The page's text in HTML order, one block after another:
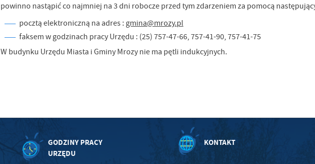
powinno nastąpić co najmniej na 3 dni robocze przed tym zdarzeniem za pomocą
pocztą elektroniczną na adres : gmina@mrozy.pl
faksem w godzinach pracy Urzędu : (25) 757-47-66, 757-41-90, 757-41-75
W budynku Urzędu Miasta i Gminy Mrozy nie ma pętli indukcyjnych.
GODZINY PRACY
URZĘDU
KONTAKT